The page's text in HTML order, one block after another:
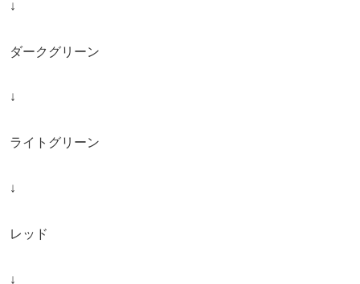
↓
ダークグリーン
↓
ライトグリーン
↓
レッド
↓